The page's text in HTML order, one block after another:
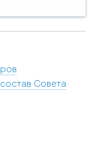
Совета